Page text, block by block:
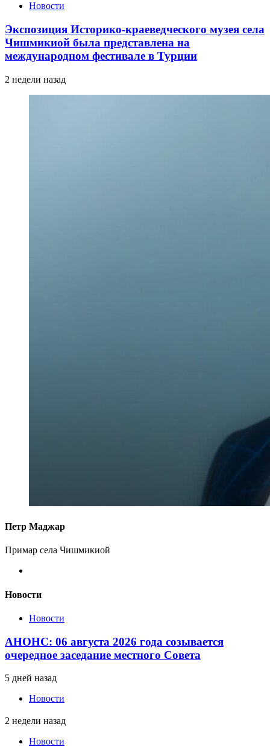
Новости
Экспозиция Историко-краеведческого музея села
Чишмикиой была представлена на
международном фестивале в Турции
2 недели назад
Петр Маджар
Примар села Чишмикиой
Новости
Новости
АНОНС: 06 августа 2026 года созывается
очередное заседание местного Совета
5 дней назад
Новости
2 недели назад
Новости